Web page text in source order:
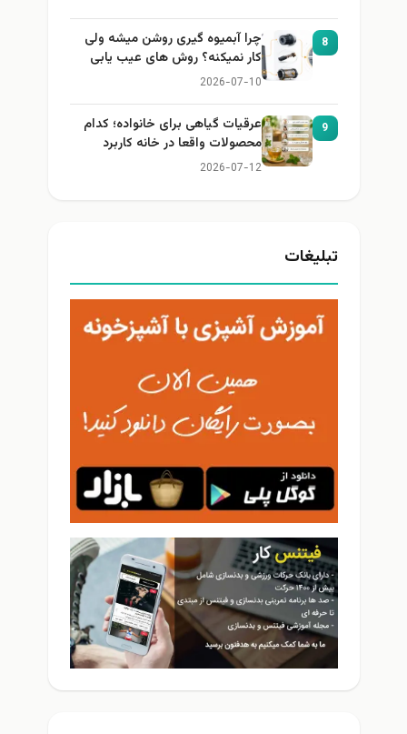
8
چرا آبمیوه گیری روشن میشه ولی
کار نمیکنه؟ روش های عیب یابی
2026-07-10
9
عرقیات گیاهی برای خانواده؛ کدام
محصولات واقعا در خانه کاربرد
دارند؟
2026-07-12
تبلیغات